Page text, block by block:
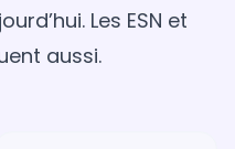
Les ESN et
aussi.